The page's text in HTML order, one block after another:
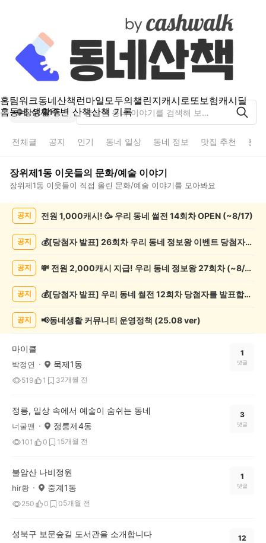
홈팀워크동네산책런마일모두의챌린지캐시로또보험캐시딜
홈동네 생활주변 산책산책 기록
장위제1동
전체글 공지 인기 동네 일상 동네 정보 맛집 추천 분
장위제1동 이웃들의 문화/예술 이야기
장위제1동 이웃들이 직접 올린 문화/예술 이야기를 모아봐요
화/
글
공지 전원 1,000캐시! 🥳 우리 동네 썰전 14회차 OPEN (~8/17)
공지 💰[당첨자 발표] 26회차 우리 동네 정보왕 이벤트 당첨자를 발표합니다!
공지 💸 전원 2,000캐시 지급! 우리 동네 정보왕 27회차 (~8/10)
공지 💰[당첨자 발표] 우리 동네 썰전 12회차 당첨자를 발표합니다!
공지 📢동네생활 커뮤니티 운영정책 (25.08 ver)
마이클
박정연 묵제1동
519 1 32개월 전
1
댓글
정릉, 일상 속에서 예술이 숨쉬는 동네
너굴맨 정릉제4동
101 0 1 5개월 전
3
댓글
불암산 나비정원
hir황 중계1동
250 0 05개월 전
1
댓글
성북구 보문숲길 도서관을 소개합니다 12